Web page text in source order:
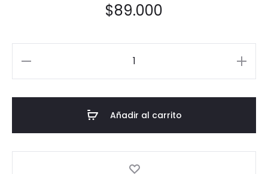
$89.000
Añadir al carrito